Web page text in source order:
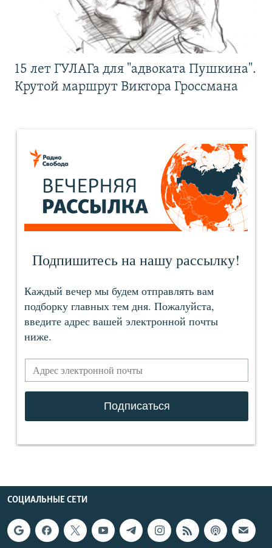
15 лет ГУЛАГа для "адвоката Пушкина".
Крутой маршрут Виктора Гроссмана
СОЦИАЛЬНЫЕ СЕТИ